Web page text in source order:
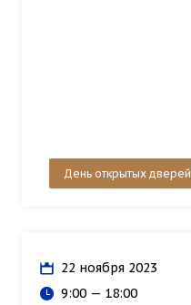
День открытых дверей
22 ноября 2023
9:00 — 18:00